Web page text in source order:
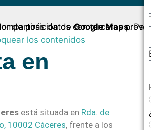
de posición deGoogle Maps
en cuenta que al hacerlo compartirás datos con terceros
los contenidos
en
está situada en Rda. de
10002 Cáceres, frente a los